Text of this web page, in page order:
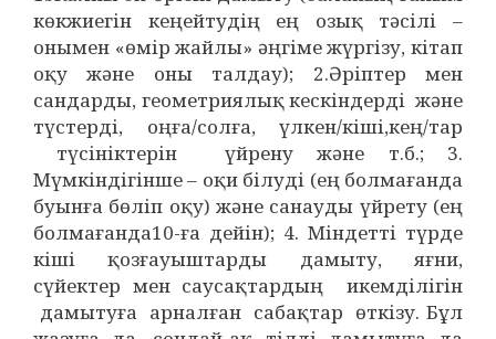
көкжиегін кеңейтудің ең озық тәсілі –
онымен «өмір жайлы» әңгіме жүргізу, кітап
оқу және оны талдау); 2.Әріптер мен
сандарды, геометриялық кескіндерді және
түстерді, оңға/солға, үлкен/кіші,кең/тар
түсініктерін үйрену және т.б.; 3.
Мүмкіндігінше – оқи білуді (ең болмағанда
буынға бөліп оқу) және санауды үйрету (ең
болмағанда10-ға дейін); 4. Міндетті түрде
кіші қозғауыштарды дамыту, яғни,
сүйектер мен саусақтардың икемділігін
дамытуға арналған сабақтар өткізу. Бұл